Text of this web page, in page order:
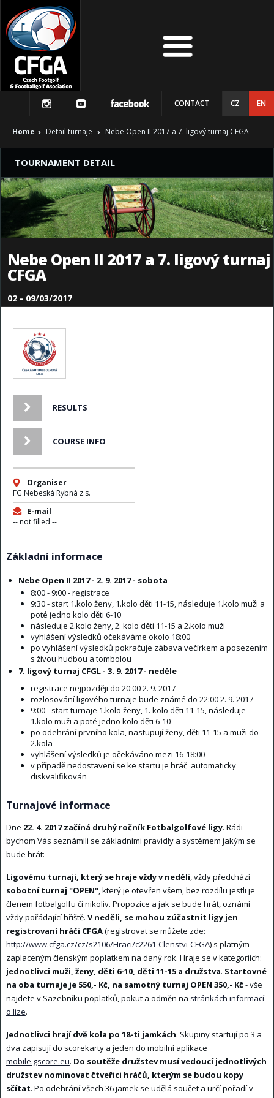
CONTACT CZ EN
Home Detail turnaje Nebe Open II 2017 a 7. ligový turnaj CFGA
TOURNAMENT DETAIL
Nebe Open II 2017 a 7. ligový turnaj
CFGA
02 - 09/03/2017
RESULTS
COURSE INFO
Organiser
FG Nebeská Rybná z.s.
E-mail
-- not filled --
Základní informace
Nebe Open II 2017 - 2. 9. 2017 - sobota
8:00 - 9:00 - registrace
9:30 - start 1.kolo ženy, 1.kolo děti 11-15, následuje 1.kolo muži a
poté jedno kolo děti 6-10
následuje 2.kolo ženy, 2. kolo děti 11-15 a 2.kolo muži
vyhlášení výsledků očekáváme okolo 18:00
po vyhlášení výsledků pokračuje zábava večírkem a posezením
s živou hudbou a tombolou
7. ligový turnaj CFGL - 3. 9. 2017 - neděle
registrace nejpozději do 20:00 2. 9. 2017
rozlosování ligového turnaje bude známé do 22:00 2. 9. 2017
9:00 - start turnaje 1.kolo ženy, 1. kolo děti 11-15, následuje
1.kolo muži a poté jedno kolo děti 6-10
po odehrání prvního kola, nastupují ženy, děti 11-15 a muži do
2.kola
vyhlášení výsledků je očekáváno mezi 16-18:00
v případě nedostavení se ke startu je hráč automaticky
diskvalifikován
Turnajové informace
Dne 22. 4. 2017 začíná druhý ročník Fotbalgolfové ligy. Rádi
bychom Vás seznámili se základními pravidly a systémem jakým se
bude hrát:
Ligovému turnaji, který se hraje vždy v neděli, vždy předchází
sobotní turnaj "OPEN", který je otevřen všem, bez rozdílu jestli je
členem fotbalgolfu či nikoliv. Propozice a jak se bude hrát, oznámí
vždy pořádající hřiště. V neděli, se mohou zúčastnit ligy jen
registrovaní hráči CFGA(registrovat se můžete zde:
http://www.cfga.cz/cz/s2106/Hraci/c2261-Clenstvi-CFGA) s platným
zaplaceným členským poplatkem na daný rok. Hraje se v kategoriích:
jednotlivci muži, ženy, děti 6-10, děti 11-15 a družstva. Startovné
na oba turnaje je 550,- Kč, na samotný turnaj OPEN 350,- Kč- vše
najdete v Sazebníku poplatků, pokut a odměn na stránkách informací
o lize.
Jednotlivci hrají dvě kola po 18-ti jamkách. Skupiny startují po 3 a
dva zapisují do scorekarty a jeden do mobilní aplikace
mobile.gscore.eu. Do soutěže družstev musí vedoucí jednotlivých
družstev nominovat čtveřici hráčů, kterým se budou kopy
sčítat. Po odehrání všech 36 jamek se udělá součet a určí pořadí v